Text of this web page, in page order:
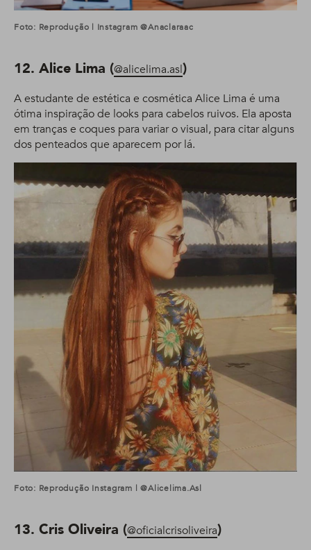
Foto: Reprodução | Instagram @anaclaraac
12. Alice Lima (@alicelima.asl)
A estudante de estética e cosmética Alice Lima é uma
ótima inspiração de looks para cabelos ruivos. Ela aposta
em tranças e coques para variar o visual, para citar alguns
dos penteados que aparecem por lá.
Foto: Reprodução Instagram | @alicelima.asl
13. Cris Oliveira (@oficialcrisoliveira)